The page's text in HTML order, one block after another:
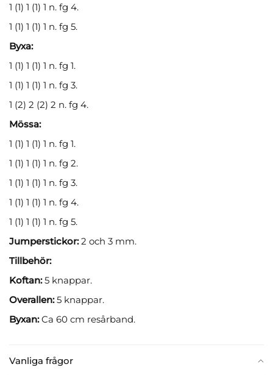
Vanliga frågor
1 (1) 1 (1) 1 n. fg 4.
1 (1) 1 (1) 1 n. fg 5.
Byxa:
1 (1) 1 (1) 1 n. fg 1.
1 (1) 1 (1) 1 n. fg 3.
1 (2) 2 (2) 2 n. fg 4.
Mössa:
1 (1) 1 (1) 1 n. fg 1.
1 (1) 1 (1) 1 n. fg 2.
1 (1) 1 (1) 1 n. fg 3.
1 (1) 1 (1) 1 n. fg 4.
1 (1) 1 (1) 1 n. fg 5.
Jumperstickor:2 och 3 mm.
Tillbehör:
Koftan:5 knappar.
Overallen:5 knappar.
Byxan:Ca 60 cm resårband.